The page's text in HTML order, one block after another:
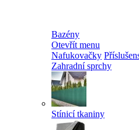
Bazény
Otevřít menu
Nafukovačky
Zahradní sprchy
Stínicí tkaniny